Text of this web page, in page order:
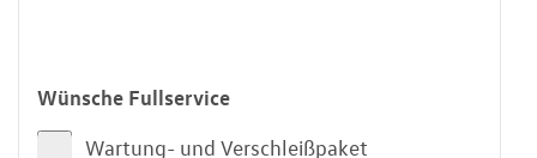
Wünsche Fullservice
Wartung- und Verschleißpaket